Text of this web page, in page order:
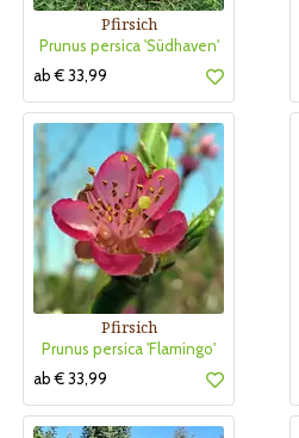
Pfirsich
Prunus persica 'Südhaven'
ab € 33,99
Pfirsich
Prunus persica 'Flamingo'
ab € 33,99